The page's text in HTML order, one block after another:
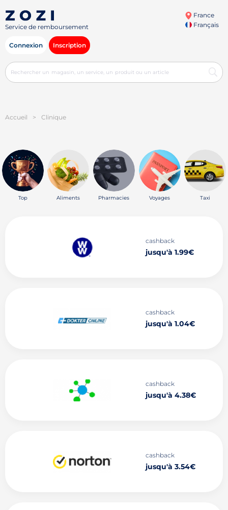
Service de remboursement
France
Français
Connexion Inscription
Accueil > Clinique
Top Aliments Pharmacies Voyages Taxi
cashback
jusqu'à 1.99€
cashback
jusqu'à 1.04€
cashback
jusqu'à 4.38€
cashback
jusqu'à 3.54€